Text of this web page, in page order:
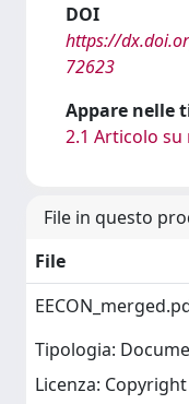
DOI
https://
72623
Appare nelle
2.1 Articolo su
File in questo
File
Tipologia:
Licenza: